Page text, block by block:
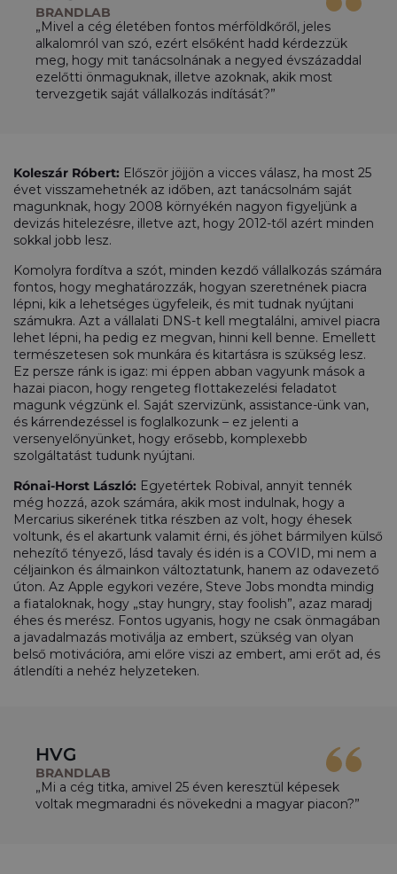
BRANDLAB
„Mivel a cég életében fontos mérföldkőről, jeles
alkalomról van szó, ezért elsőként hadd kérdezzük
meg, hogy mit tanácsolnának a negyed évszázaddal
ezelőtti önmaguknak, illetve azoknak, akik most
tervezgetik saját vállalkozás indítását?”
Koleszár Róbert: Először jöjjön a vicces válasz, ha most 25
évet visszamehetnék az időben, azt tanácsolnám saját
magunknak, hogy 2008 környékén nagyon figyeljünk a
devizás hitelezésre, illetve azt, hogy 2012-től azért minden
sokkal jobb lesz.
Komolyra fordítva a szót, minden kezdő vállalkozás számára
fontos, hogy meghatározzák, hogyan szeretnének piacra
lépni, kik a lehetséges ügyfeleik, és mit tudnak nyújtani
számukra. Azt a vállalati DNS-t kell megtalálni, amivel piacra
lehet lépni, ha pedig ez megvan, hinni kell benne. Emellett
természetesen sok munkára és kitartásra is szükség lesz.
Ez persze ránk is igaz: mi éppen abban vagyunk mások a
hazai piacon, hogy rengeteg flottakezelési feladatot
magunk végzünk el. Saját szervizünk, assistance-ünk van,
és kárrendezéssel is foglalkozunk – ez jelenti a
versenyelőnyünket, hogy erősebb, komplexebb
szolgáltatást tudunk nyújtani.
Rónai-Horst László: Egyetértek Robival, annyit tennék
még hozzá, azok számára, akik most indulnak, hogy a
Mercarius sikerének titka részben az volt, hogy éhesek
voltunk, és el akartunk valamit érni, és jöhet bármilyen külső
nehezítő tényező, lásd tavaly és idén is a COVID, mi nem a
céljainkon és álmainkon változtatunk, hanem az odavezető
úton. Az Apple egykori vezére, Steve Jobs mondta mindig
a fiataloknak, hogy „stay hungry, stay foolish”, azaz maradj
éhes és merész. Fontos ugyanis, hogy ne csak önmagában
a javadalmazás motiválja az embert, szükség van olyan
belső motivációra, ami előre viszi az embert, ami erőt ad, és
átlendíti a nehéz helyzeteken.
HVG
BRANDLAB
„Mi a cég titka, amivel 25 éven keresztül képesek
voltak megmaradni és növekedni a magyar piacon?”